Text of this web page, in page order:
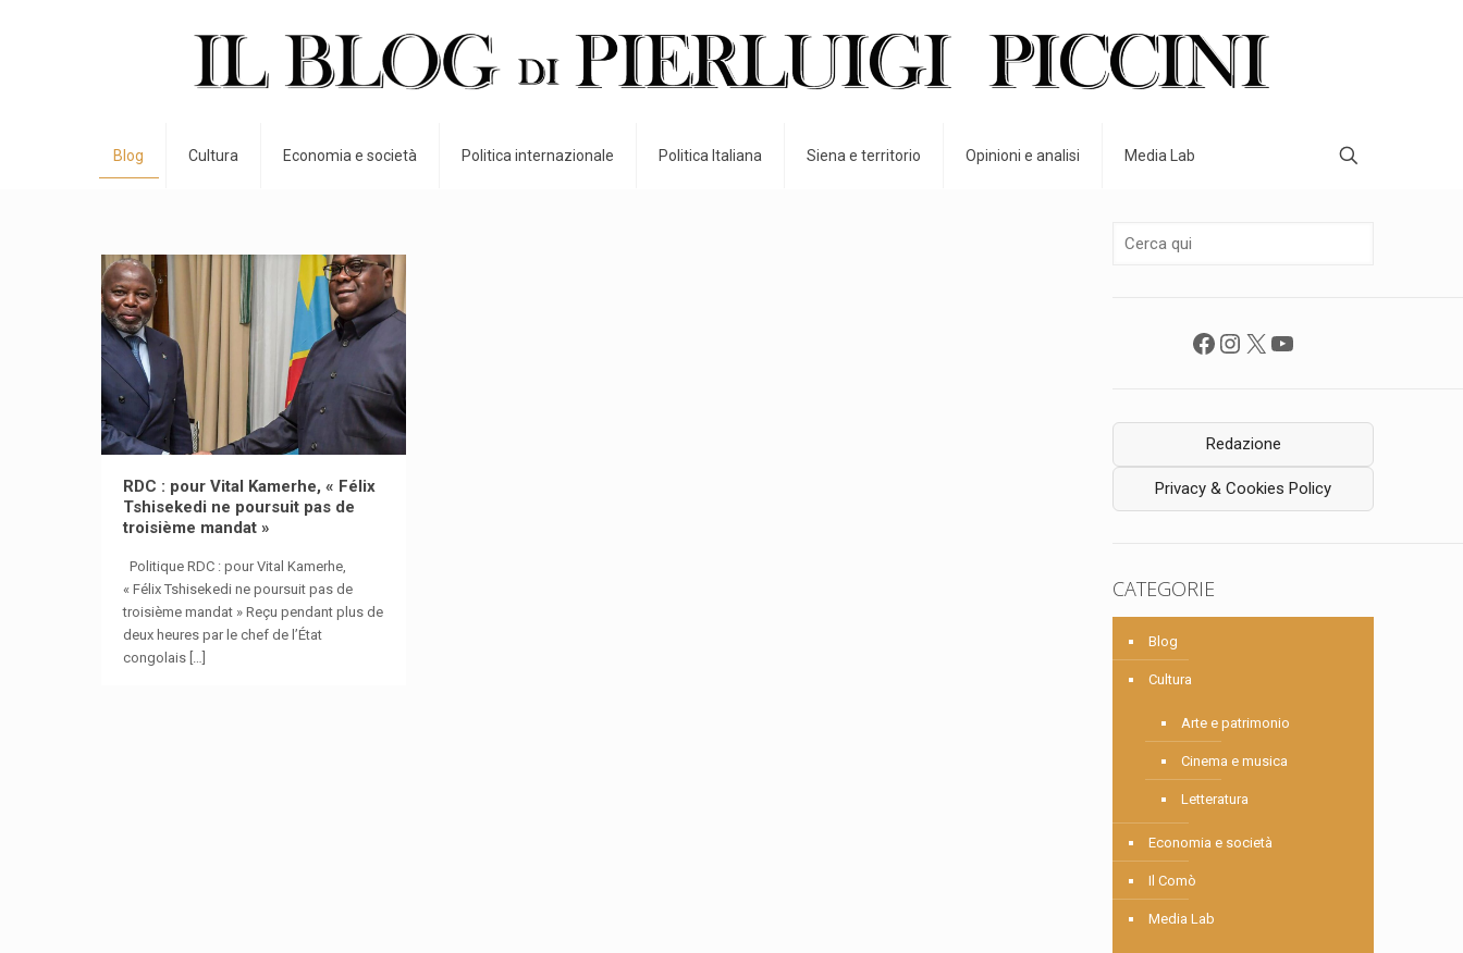
Blog Cultura Economia e società Politica internazionale Politica Italiana Siena e territorio Opinioni e analisi Media Lab
RDC : pour Vital Kamerhe, « Félix
Tshisekedi ne poursuit pas de
troisième mandat »
Politique RDC : pour Vital Kamerhe,
« Félix Tshisekedi ne poursuit pas de
troisième mandat » Reçu pendant plus de
deux heures par le chef de l’État
congolais[…]
Facebook
Instagram
X YouTube
Redazione
Privacy & Cookies Policy
CATEGORIE
Blog
Cultura
Arte e patrimonio
Cinema e musica
Letteratura
Economia e società
Il Comò
Media Lab